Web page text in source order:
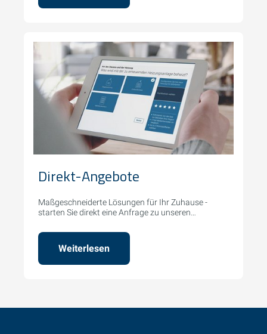
Direkt-Angebote
Maßgeschneiderte Lösungen für Ihr Zuhause -
starten Sie direkt eine Anfrage zu unseren
Weiterlesen